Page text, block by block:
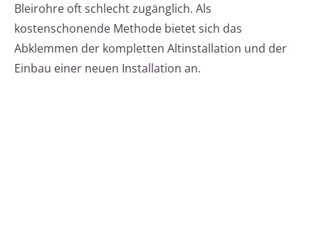
Bleirohre oft schlecht zugänglich. Als
kostenschonende Methode bietet sich das
Abklemmen der kompletten Altinstallation und der
Einbau einer neuen Installation an.